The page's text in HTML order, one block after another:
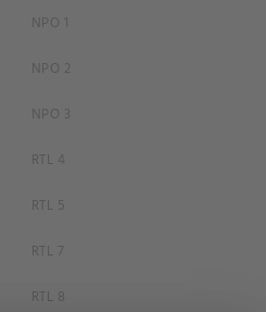
NPO 1
NPO 2
NPO 3
RTL 4
RTL 5
RTL 7
RTL 8